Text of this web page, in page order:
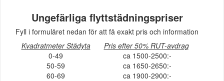
Ungefärliga flyttstädningspriser
Fyll i formuläret nedan för att få exakt pris och information
Kvadratmeter Städyta
Pris efter 50% RUT-avdrag
0-49
ca 1500-2500:-
50-59
ca 1650-2650:-
60-69
ca 1900-2900:-